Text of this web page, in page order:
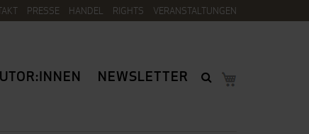
PRESSE HANDEL RIGHTS VERANSTALTUNGEN
NEWSLETTER